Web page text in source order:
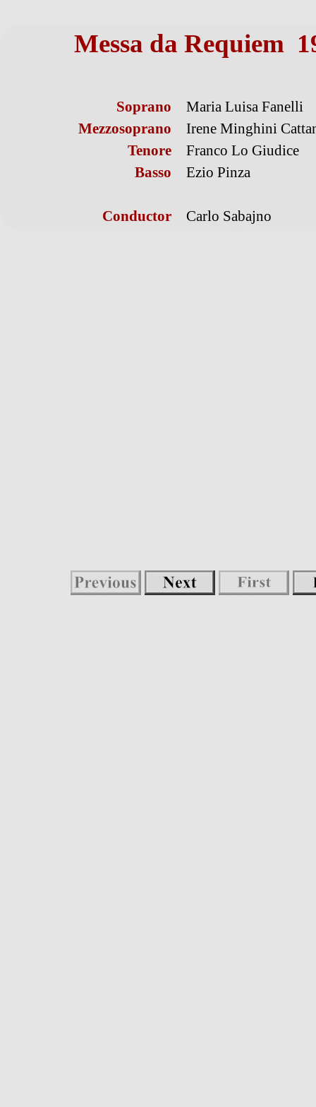
Messa da Requiem
Soprano
Maria Luisa Fanelli
Mezzosoprano
Irene Minghini
Tenore
Franco Lo Giudice
Basso
Ezio Pinza
Conductor Carlo Sabajno